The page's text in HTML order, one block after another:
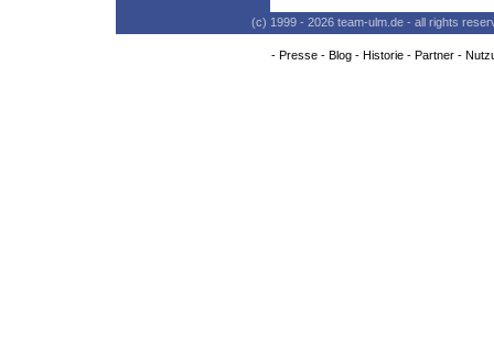
(c) 1999 - 2026 team-ulm.de - all rights
- Presse- Blog- Historie- Partner-